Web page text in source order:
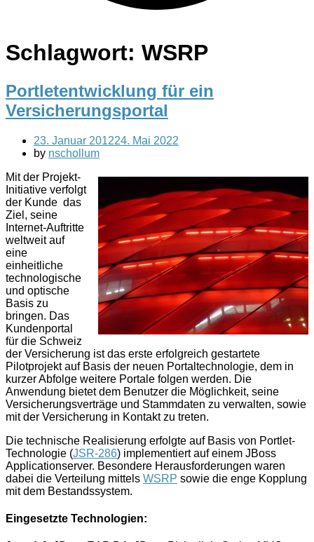
Schlagwort: WSRP
Portletentwicklung für ein
Versicherungsportal
23. Januar 201224. Mai 2022
by nschollum
Mit der Projekt-
Initiative verfolgt
der Kunde das
Ziel, seine
Internet-Auftritte
weltweit auf
eine
einheitliche
technologische
und optische
Basis zu
bringen. Das
Kundenportal
für die Schweiz
der Versicherung ist das erste erfolgreich gestartete
Pilotprojekt auf Basis der neuen Portaltechnologie, dem in
kurzer Abfolge weitere Portale folgen werden. Die
Anwendung bietet dem Benutzer die Möglichkeit, seine
Versicherungsverträge und Stammdaten zu verwalten, sowie
mit der Versicherung in Kontakt zu treten.
Die technische Realisierung erfolgte auf Basis von Portlet-
Technologie (JSR-286) implementiert auf einem JBoss
Applicationserver. Besondere Herausforderungen waren
dabei die Verteilung mittels WSRP sowie die enge Kopplung
mit dem Bestandssystem.
Eingesetzte Technologien: